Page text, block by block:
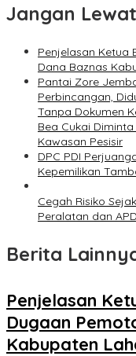
Jangan
Penjelasan Ketua
Dana Baznas
Pantai Zore
Perbincangan,
Tanpa Dokumen
Bea Cukai
Kawasan Pesisir
DPC PDI
Kepemilikan
Cegah Risiko
Peralatan dan
Berita
Penjelasan
Dugaan
Kabupaten